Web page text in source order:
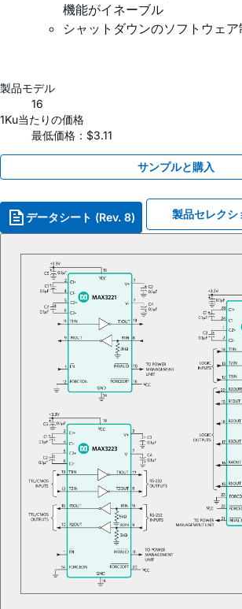
機能がイネーブル
シャットダウンのソフトウェ
製品モデル
16
1Ku当たりの価格
最低価格：$3.11
サンプルと購入
データシート (Rev. 8) 製品セレクシ